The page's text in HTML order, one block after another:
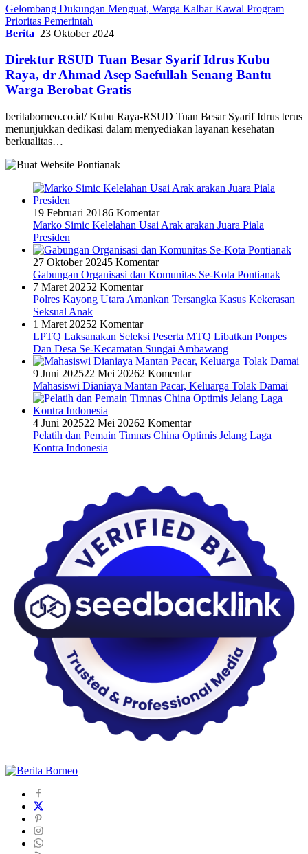
Gelombang Dukungan Menguat, Warga Kalbar Kawal Program
Prioritas Pemerintah
Berita 23 Oktober 2024
Direktur RSUD Tuan Besar Syarif Idrus Kubu
Raya, dr Ahmad Asep Saefullah Senang Bantu
Warga Berobat Gratis
beritaborneo.co.id/ Kubu Raya-RSUD Tuan Besar Syarif Idrus terus
menunjukkan dedikasi dalam menyediakan layanan kesehatan
berkualitas…
19 Februari 20186 Komentar
Marko Simic Kelelahan Usai Arak arakan Juara Piala
Presiden
27 Oktober 20245 Komentar
Gabungan Organisasi dan Komunitas Se-Kota Pontianak
7 Maret 20252 Komentar
Polres Kayong Utara Amankan Tersangka Kasus Kekerasan
Seksual Anak
1 Maret 20252 Komentar
LPTQ Laksanakan Seleksi Peserta MTQ Libatkan Ponpes
Dan Desa Se-Kecamatan Sungai Ambawang
9 Juni 202522 Mei 20262 Komentar
Mahasiswi Dianiaya Mantan Pacar, Keluarga Tolak Damai
4 Juni 202522 Mei 20262 Komentar
Pelatih dan Pemain Timnas China Optimis Jelang Laga
Kontra Indonesia